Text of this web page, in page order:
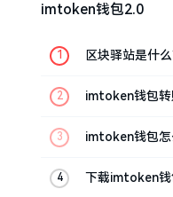
imtoken钱包2.0
区块驿站是什
imtoken钱包转
imtoken钱包怎
下载imtoken钱